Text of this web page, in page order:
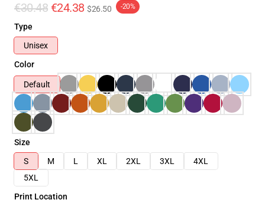
€30.48 €24.38 $26.50 -20%
Type
Unisex
Color
Default
Size
S
M L XL 2XL 3XL
4XL
5XL
Print Location